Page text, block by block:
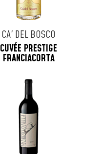
CA' DEL BOSCO
CUVÉE PRESTIGE
FRANCIACORTA